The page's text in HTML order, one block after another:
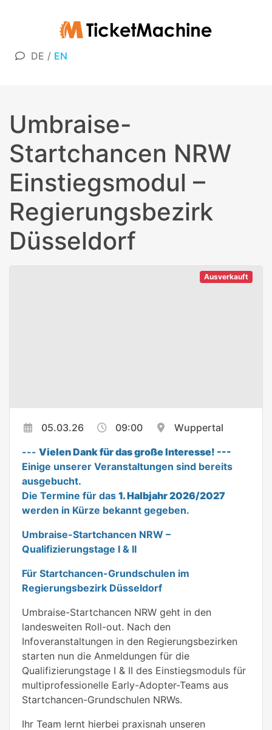
DE / EN
Umbraise-
Startchancen NRW
Einstiegsmodul –
Regierungsbezirk
Düsseldorf
Ausverkauft
05.03.26 09:00
Wuppertal
--- Vielen Dank für das große Interesse! ---
Einige unserer Veranstaltungen sind bereits
ausgebucht.
Die Termine für das 1. Halbjahr 2026/2027
werden in Kürze bekannt gegeben.
Umbraise-Startchancen NRW –
Qualifizierungstage I & II
Für Startchancen-Grundschulen im
Regierungsbezirk Düsseldorf
Umbraise-Startchancen NRW geht in den
landesweiten Roll-out. Nach den
Infoveranstaltungen in den Regierungsbezirken
starten nun die Anmeldungen für die
Qualifizierungstage I & II des Einstiegsmoduls für
multiprofessionelle Early-Adopter-Teams aus
Startchancen-Grundschulen NRWs.
Ihr Team lernt hierbei praxisnah unseren